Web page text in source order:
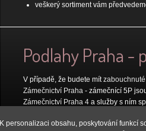
veškerý sortiment vám
Podlahy Praha -
V případě, že budete mít
Zámečnictví Praha - zámečnící 5P
Zámečnictví Praha 4 a služby s ním
K personalizaci obsahu, poskytování funkcí